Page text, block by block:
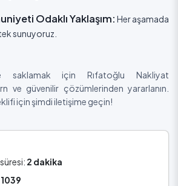
2 dakika
1039
Odaklı Yaklaşım: Her aşamada
sunuyoruz.
saklamak için Rıfatoğlu Nakliyat
ve güvenilir çözümlerinden yararlanın.
için şimdi iletişime geçin!